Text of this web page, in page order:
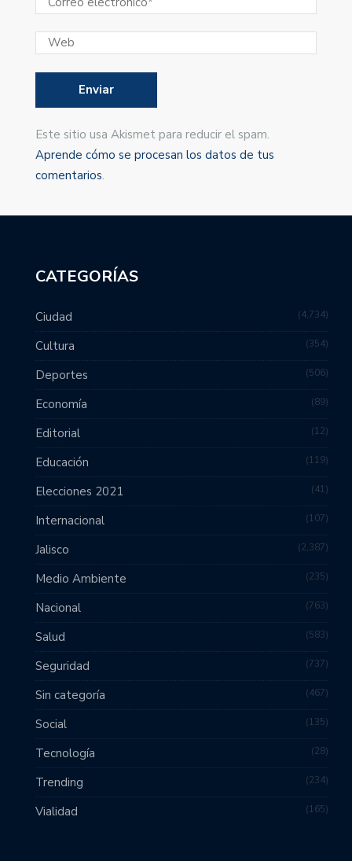
Este sitio usa Akismet para reducir el spam.
Aprende cómo se procesan los datos de tus
comentarios.
CATEGORÍAS
Ciudad 4,734
Cultura 354
Deportes 506
Economía 89
Editorial 12
Educación 119
Elecciones 2021 41
Internacional 107
Jalisco 2,387
Medio Ambiente 235
Nacional 763
Salud 583
Seguridad 737
Sin categoría 467
Social 135
Tecnología 28
Trending 234
Vialidad 165